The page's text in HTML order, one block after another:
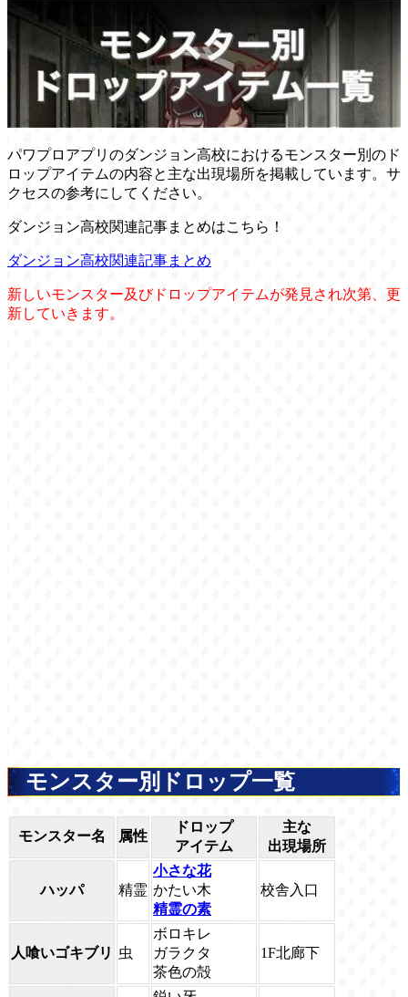
パワプロアプリのダンジョン高校におけるモンスター別のド
ロップアイテムの内容と主な出現場所を掲載しています。サ
クセスの参考にしてください。
ダンジョン高校関連記事まとめはこちら！
ダンジョン高校関連記事まとめ
新しいモンスター及びドロップアイテムが発見され次第、更
新していきます。
モンスター別ドロップ一覧
モンスター名 属性
ドロップ
アイテム
主な
出現場所
ハッパ 精霊
小さな花
かたい木
精霊の素
校舎入口
人喰いゴキブリ 虫
ボロキレ
ガラクタ
茶色の殻
1F北廊下